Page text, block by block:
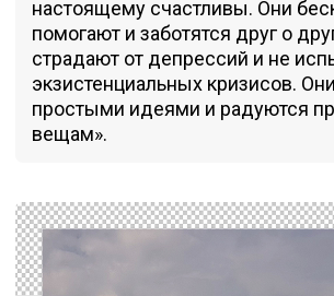
настоящему счастливы. Они
помогают и заботятся друг о
страдают от депрессий и не
экзистенциальных кризисов.
простыми идеями и радуются
вещам».